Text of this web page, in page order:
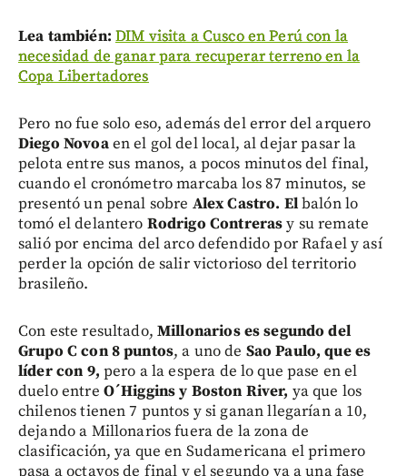
Lea también: DIM visita a Cusco en Perú con la
necesidad de ganar para recuperar terreno en la
Copa Libertadores
Pero no fue solo eso, además del error del arquero
Diego Novoaen el gol del local, al dejar pasar la
pelota entre sus manos, a pocos minutos del final,
cuando el cronómetro marcaba los 87 minutos, se
presentó un penal sobre Alex Castro. Elbalón lo
tomó el delantero Rodrigo Contrerasy su remate
salió por encima del arco defendido por Rafael y así
perder la opción de salir victorioso del territorio
brasileño.
Con este resultado, Millonarios es segundo del
Grupo C con 8 puntos, a uno de Sao Paulo, que es
líder con 9, pero a la espera de lo que pase en el
duelo entre O´Higgins y Boston River, ya que los
chilenos tienen 7 puntos y si ganan llegarían a 10,
dejando a Millonarios fuera de la zona de
clasificación, ya que en Sudamericana el primero
pasa a octavos de final y el segundo va a una fase